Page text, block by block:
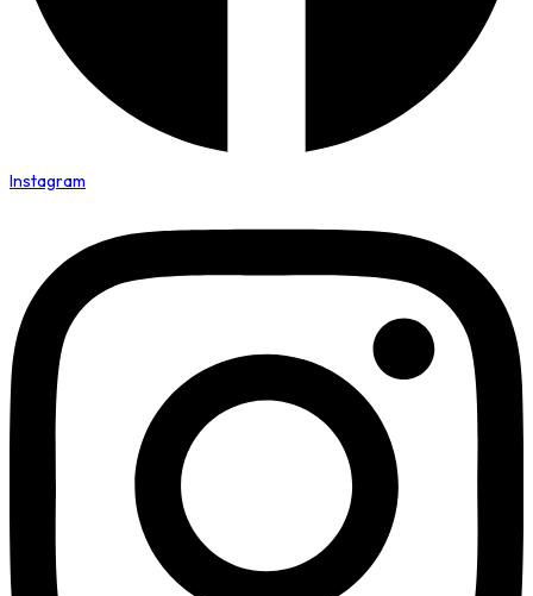
Instagram